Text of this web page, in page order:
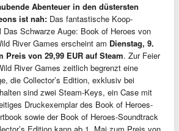
Abenteuer in den düstersten
ist nah: Das fantastische Koop-
Das Schwarze Auge: Book of Heroes von
River Games erscheint am Dienstag, 9.
Preis von 29,99 EUR auf Steam. Zur Feier
River Games zeitlich begrenzt eine
die Collector’s Edition, exklusiv bei
sind zwei Steam-Keys, ein Case mit
Druckexemplar des Book of Heroes-
sowie der Book of Heroes-Soundtrack